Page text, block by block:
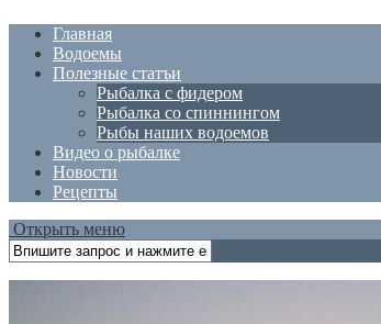
Главная
Водоемы
Полезные статъи
Рыбалка с фидером
Рыбалка со спиннингом
Рыбы наших водоемов
Видео о рыбалке
Новости
Рецепты
Открыть меню